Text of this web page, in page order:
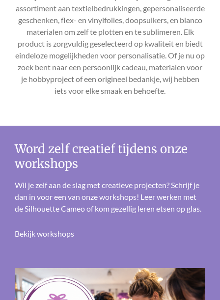
s
c
r
e
assortiment aan textielbedrukkingen, gepersonaliseerde
geschenken, flex- en vinylfolies, doopsuikers, en blanco
materialen om zelf te plotten en te sublimeren. Elk
product is zorgvuldig geselecteerd op kwaliteit en biedt
eindeloze mogelijkheden voor personalisatie. Of je nu op
zoek bent naar een persoonlijk cadeau, materialen voor
je hobbyproject of een origineel bedankje, wij hebben
iets voor elke smaak en behoefte.
Word zelf creatief tijdens onze
workshops
Wil je zelf aan de slag met creatieve projecten? Schrijf je
dan in voor een van onze workshops! Leer werken met
de Silhouette Cameo of kom gezellig leren etsen op glas.
Bekijk workshops